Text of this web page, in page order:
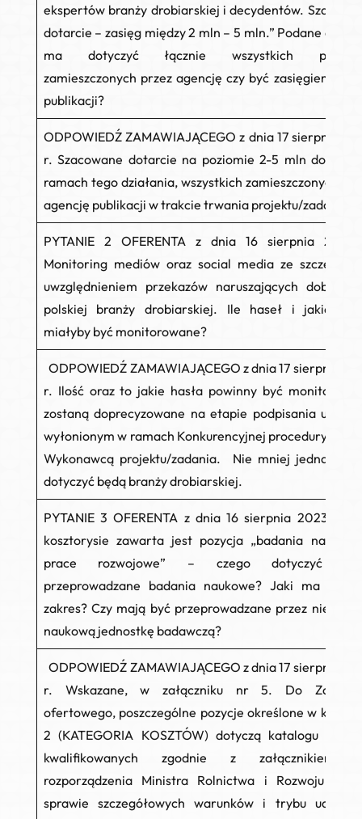
ekspertów branży drobiarskiej i decydentów.
dotarcie – zasięg między 2 mln – 5 mln.” Podane
ma dotyczyć łącznie wszystkich
zamieszczonych przez agencję czy być zasięgiem
publikacji?
ODPOWIEDŹ ZAMAWIAJĄCEGO z dnia 17 sierpnia
r. Szacowane dotarcie na poziomie 2-5 mln
ramach tego działania, wszystkich zamieszczonych
agencję publikacji w trakcie trwania projektu/zadania.
PYTANIE 2 OFERENTA z dnia 16 sierpnia
Monitoring mediów oraz social media ze
uwzględnieniem przekazów naruszających dobre
polskiej branży drobiarskiej. Ile haseł i jakie
miałyby być monitorowane?
ODPOWIEDŹ ZAMAWIAJĄCEGO z dnia 17 sierpnia
r. Ilość oraz to jakie hasła powinny być
zostaną doprecyzowane na etapie podpisania
wyłonionym w ramach Konkurencyjnej procedury
Wykonawcą projektu/zadania. Nie mniej jednak
dotyczyć będą branży drobiarskiej.
PYTANIE 3 OFERENTA z dnia 16 sierpnia 2023 r.
kosztorysie zawarta jest pozycja „badania
prace rozwojowe” – czego dotyczyć
przeprowadzane badania naukowe? Jaki ma być
zakres? Czy mają być przeprowadzane przez
naukową jednostkę badawczą?
ODPOWIEDŹ ZAMAWIAJĄCEGO z dnia 17 sierpnia
r. Wskazane, w załączniku nr 5. Do
ofertowego, poszczególne pozycje określone w
2 (KATEGORIA KOSZTÓW) dotyczą katalogu
kwalifikowanych zgodnie z załącznikiem
rozporządzenia Ministra Rolnictwa i Rozwoju Wsi
sprawie szczegółowych warunków i trybu